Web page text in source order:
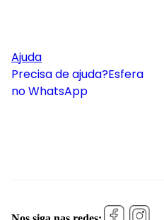
Ajuda
Precisa de ajuda?Esfera
no WhatsApp